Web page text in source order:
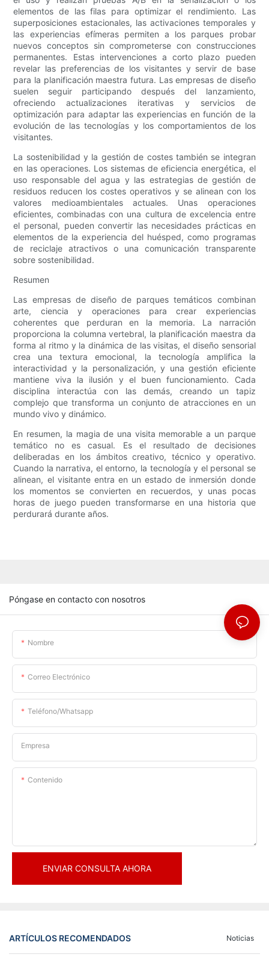
elementos de las filas para optimizar el rendimiento. Las
superposiciones estacionales, las activaciones temporales y
las experiencias efímeras permiten a los parques probar
nuevos conceptos sin comprometerse con construcciones
permanentes. Estas intervenciones a corto plazo pueden
revelar las preferencias de los visitantes y servir de base
para la planificación maestra futura. Las empresas de diseño
suelen seguir participando después del lanzamiento,
ofreciendo actualizaciones iterativas y servicios de
optimización para adaptar las experiencias en función de la
evolución de las tecnologías y los comportamientos de los
visitantes.
La sostenibilidad y la gestión de costes también se integran
en las operaciones. Los sistemas de eficiencia energética, el
uso responsable del agua y las estrategias de gestión de
residuos reducen los costes operativos y se alinean con los
valores medioambientales actuales. Unas operaciones
eficientes, combinadas con una cultura de excelencia entre
el personal, pueden convertir las necesidades prácticas en
elementos de la experiencia del huésped, como programas
de reciclaje atractivos o una comunicación transparente
sobre sostenibilidad.
Resumen
Las empresas de diseño de parques temáticos combinan
arte, ciencia y operaciones para crear experiencias
coherentes que perduran en la memoria. La narración
proporciona la columna vertebral, la planificación maestra da
forma al ritmo y la dinámica de las visitas, el diseño sensorial
crea una textura emocional, la tecnología amplifica la
interactividad y la personalización, y una gestión eficiente
mantiene viva la ilusión y el buen funcionamiento. Cada
disciplina interactúa con las demás, creando un tapiz
complejo que transforma un conjunto de atracciones en un
mundo vivo y dinámico.
En resumen, la magia de una visita memorable a un parque
temático no es casual. Es el resultado de decisiones
deliberadas en los ámbitos creativo, técnico y operativo.
Cuando la narrativa, el entorno, la tecnología y el personal se
alinean, el visitante entra en un estado de inmersión donde
los momentos se convierten en recuerdos, y unas pocas
horas de juego pueden transformarse en una historia que
perdurará durante años.
Póngase en contacto con nosotros
Nombre
Correo Electrónico
Teléfono/whatsapp
Empresa
Contenido
ENVIAR CONSULTA AHORA
ARTÍCULOS RECOMENDADOS Noticias